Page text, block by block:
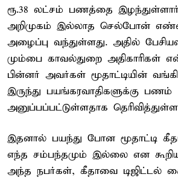
ரூ.38 லட்சம் பணத்தை
அறிமுகம் இல்லாத செல்போன்
அழைப்பு வந்துள்ளது. அதில்
மும்பை காவல்துறை அதிகாரிகள்
பின்னர் அவர்கள் மூதாட்டியின்
இருந்து பயங்கரவாதிகளுக்கு பணம்
அனுப்பப்பட்டுள்ளதாக
இதனால் பயந்து போன மூதாட்டி
எந்த சம்பந்தமும் இல்லை என
அந்த நபர்கள், கீதாவை டிஜிட்டல்